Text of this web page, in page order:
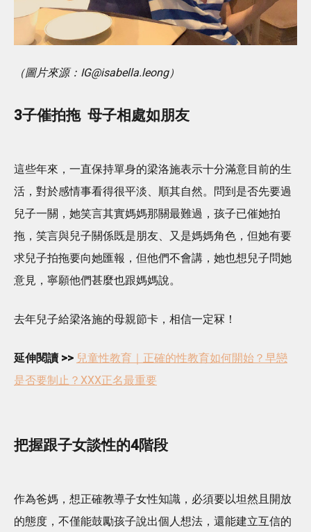
（圖片來源：IG@isabella.leong）
3子催拍拖 母子相處如朋友
這些年來，一直保持單身的梁洛施表示十分滿意目前的生
活，對於感情事看得很平淡、順其自然。問到是否先要過
兒子一關，她笑言其實媽媽那關最難過，孩子已催她拍
拖，笑言與兒子關係既是朋友、又是媽媽角色，但她有要
求兒子拍拖要向她匯報，但他們不會講，她也想兒子問她
意見，寧願他們甚麼也跟媽媽說。
去年兒子給梁洛施的母親節卡，相信一定冧！
延伸閱讀 >> 兒童性教育｜正確的性教育如何開始？早戀
是否要制止？XXX正名最重要
把握跟子女談性的4階段
作為爸媽，想正確教導子女性知識，必須要以坦然且開放
的態度，不僅能鼓勵孩子說出個人想法，還能建立互信的